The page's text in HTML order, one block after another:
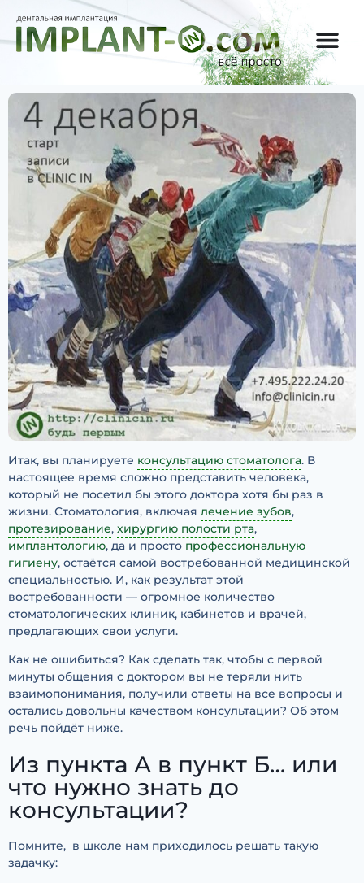
Итак, вы планируете консультацию стоматолога. В
настоящее время сложно представить человека,
который не посетил бы этого доктора хотя бы раз в
жизни. Стоматология, включая лечение зубов,
протезирование, хирургию полости рта,
имплантологию, да и просто профессиональную
гигиену, остаётся самой востребованной медицинской
специальностью. И, как результат этой
востребованности — огромное количество
стоматологических клиник, кабинетов и врачей,
предлагающих свои услуги.
Как не ошибиться? Как сделать так, чтобы с первой
минуты общения с доктором вы не теряли нить
взаимопонимания, получили ответы на все вопросы и
остались довольны качеством консультации? Об этом
речь пойдёт ниже.
Из пункта А в пункт Б… или
что нужно знать до
консультации?
Помните, в школе нам приходилось решать такую
задачку: